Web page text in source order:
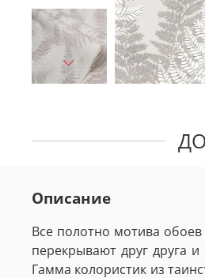
Описание
Все полотно мотива
перекрывают друг друга
Гамма колористик из